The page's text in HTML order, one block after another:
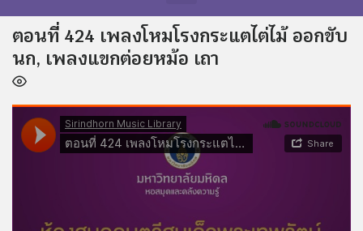
ตอนที่ 424 เพลงโหมโรงกระแตไต่ไม้ ออกขับ
นก, เพลงแขกต่อยหม้อ เถา